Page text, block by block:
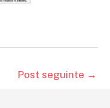
Post seguinte →